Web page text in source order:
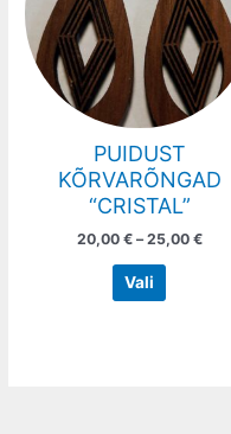
PUIDUST
KÕRVARÕNGAD
“CRISTAL”
20,00 € – 25,00 €
Vali
variants.
The
options
may
be
chosen
on
the
page